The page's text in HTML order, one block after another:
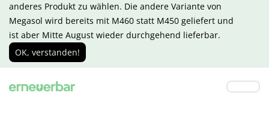
anderes Produkt zu wählen. Die andere Variante von
Megasol wird bereits mit M460 statt M450 geliefert und
ist aber Mitte August wieder durchgehend lieferbar.
OK, verstanden!